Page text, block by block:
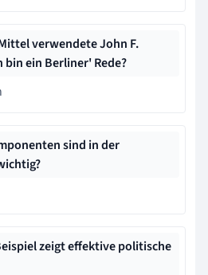
verwendete John F.
ein Berliner' Rede?
sind in der
zeigt effektive politische